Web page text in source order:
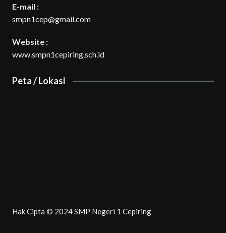
E-mail :
smpn1cep@gmail.com
Website :
www.smpn1cepiring.sch.id
Peta / Lokasi
Hak Cipta © 2024 SMP Negeri 1 Cepiring